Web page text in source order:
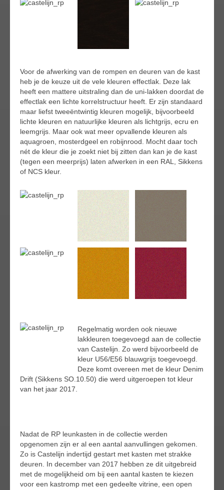
Voor de afwerking van de rompen en deuren van de kast
heb je de keuze uit de vele kleuren effectlak. Deze lak
heeft een mattere uitstraling dan de uni-lakken doordat de
effectlak een lichte korrelstructuur heeft. Er zijn standaard
maar liefst tweeëntwintig kleuren mogelijk, bijvoorbeeld
lichte kleuren en natuurlijke kleuren als lichtgrijs, ecru en
leemgrijs. Maar ook wat meer opvallende kleuren als
aquagroen, mosterdgeel en robijnrood. Mocht daar toch
nét de kleur die je zoekt niet bij zitten dan kan je de kast
(tegen een meerprijs) laten afwerken in een RAL, Sikkens
of NCS kleur.
Regelmatig worden ook nieuwe
lakkleuren toegevoegd aan de collectie
van Castelijn. Zo werd bijvoorbeeld de
kleur U56/E56 blauwgrijs toegevoegd.
Deze komt overeen met de kleur Denim
Drift (Sikkens SO.10.50) die werd uitgeroepen tot kleur
van het jaar 2017.
Nadat de RP leunkasten in de collectie werden
opgenomen zijn er al een aantal aanvullingen gekomen.
Zo is Castelijn indertijd gestart met kasten met strakke
deuren. In december van 2017 hebben ze dit uitgebreid
met de mogelijkheid om bij een aantal kasten te kiezen
voor een kastromp met een gedeelte vitrine, een open